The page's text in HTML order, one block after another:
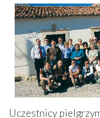
Uczestnicy